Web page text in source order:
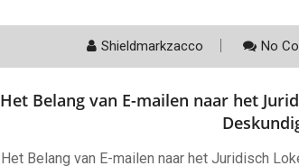
Shieldmarkzacco No
Het Belang van E-mailen naar het
Het Belang van E-mailen naar het Juridisch